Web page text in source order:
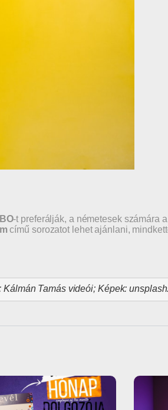
-t preferálják, a németesek számára a
című sorozatot lehet ajánlani,
Kálmán Tamás videói; Képek: